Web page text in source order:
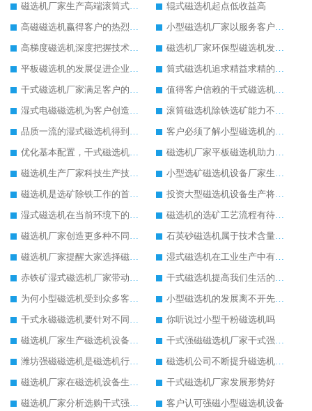
磁选机厂家生产高端滚筒式磁选机
辊式磁选机起点低收益高
高磁磁选机赢得客户的热烈追捧
小型磁选机厂家以服务客户为生产目标
高梯度磁选机深度把握技术发展
磁选机厂家环保型磁选机发展好
平板磁选机的发展促进企业的发展
筒式磁选机追求精益求精的生产
干式磁选机厂家满足客户的生产需求
值得客户信赖的干式磁选机厂家
湿式电磁磁选机为客户创造更多价值
滚筒磁选机除铁选矿能力不减当年
品质一流的湿式磁选机得到客户认可
客户必须了解小型磁选机的保养方式
优化基本配置，干式磁选机生产更节能
磁选机厂家平板磁选机助力环保事业发展
磁选机生产厂家科技生产技术在提升
小型选矿磁选机设备厂家生产需求在提升
磁选机是选矿除铁工作的首选设备
投资大型磁选机设备生产将有高效益回收
湿式磁选机在当前环境下的新发展
磁选机的选矿工艺流程有待完善
磁选机厂家创造更多种不同型号的湿式磁选机
石英砂磁选机属于技术含量高的设备
磁选机厂家提醒大家选择磁选机注意设备质量
湿式磁选机在工业生产中有很重要的地位
赤铁矿湿式磁选机厂家带动赤铁矿湿式磁选机进步发展
干式磁选机提高我们生活的舒适度
为何小型磁选机受到众多客户的追捧
小型磁选机的发展离不开先进的生产技术
干式永磁磁选机要针对不同客户定制生产
你听说过小型干粉磁选机吗
磁选机厂家生产磁选机设备将有很大的发展空间
干式强磁磁选机厂家干式强磁磁选机生产中的优势
潍坊强磁磁选机是磁选机行业中优质设备
磁选机公司不断提升磁选机生产技术
磁选机厂家在磁选机设备生产上有自己的特点
干式磁选机厂家发展形势好
磁选机厂家分析选购干式强磁磁选机的方法
客户认可强磁小型磁选机设备